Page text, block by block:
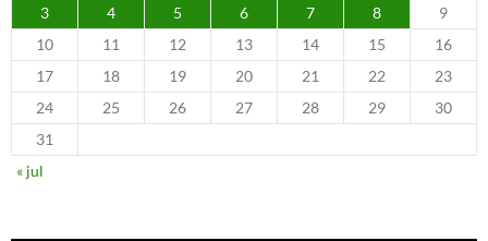
3
4 5 6 7 8
9
10
11 12 13 14 15
16
17
18 19 20 21 22
23
24
25 26 27 28 29
30
31
« jul